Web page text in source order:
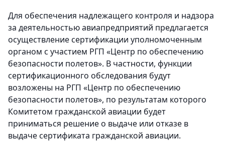
Для обеспечения надлежащего контроля и надзора
за деятельностью авиапредприятий предлагается
осуществление сертификации уполномоченным
органом с участием РГП «Центр по обеспечению
безопасности полетов». В частности, функции
сертификационного обследования будут
возложены на РГП «Центр по обеспечению
безопасности полетов», по результатам которого
Комитетом гражданской авиации будет
приниматься решение о выдаче или отказе в
выдаче сертификата гражданской авиации.